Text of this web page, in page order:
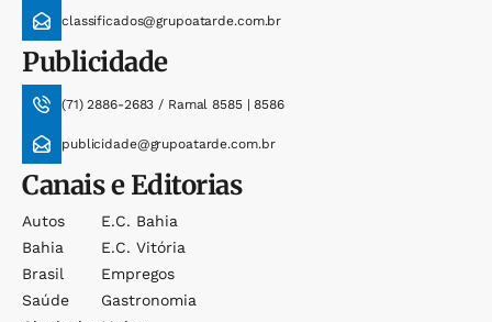
classificados@grupoatarde.com.br
Publicidade
(71) 2886-2683 / Ramal 8585 | 8586
publicidade@grupoatarde.com.br
Canais e Editorias
Autos
Bahia
Brasil
Saúde
E.c. Bahia
E.c. Vitória
Empregos
Gastronomia